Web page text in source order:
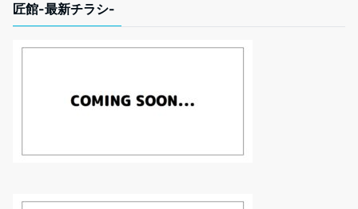
匠館-最新チラシ-